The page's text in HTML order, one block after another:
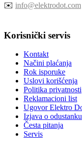
✉️ info@elektrodot.com
Korisnički servis
Kontakt
Načini plaćanja
Rok isporuke
Uslovi korišćenja
Politika privatnosti
Reklamacioni list
Ugovor Elektro
Izjava o odustanku
Česta pitanja
Servis